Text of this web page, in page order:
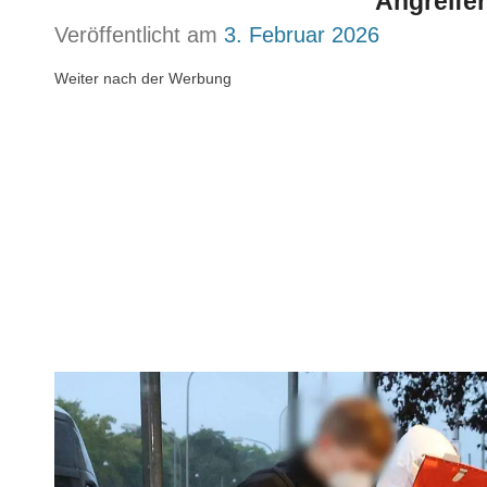
Veröffentlicht am 3. Februar 2026
Weiter nach der Werbung